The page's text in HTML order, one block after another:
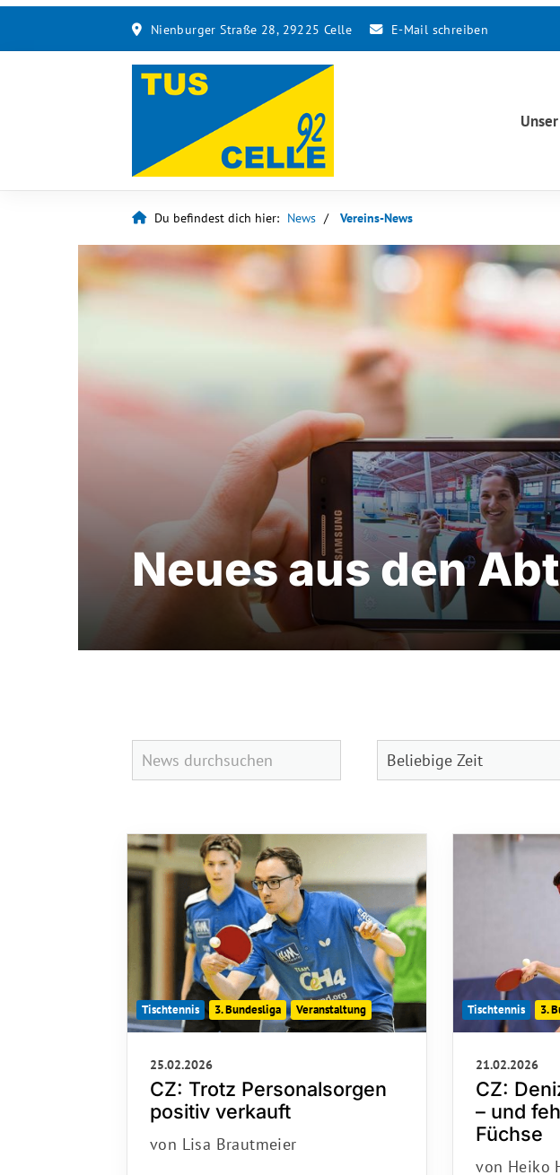
Nienburger Straße 28, 29225 Celle E-Mail schreiben
Du befindest dich hier: News Vereins-News
Neues aus den
Tischtennis 3. Bundesliga Veranstaltung
25.02.2026
CZ: Trotz Personalsorgen
positiv verkauft
von Lisa Brautmeier
Tischtennis 3.
21.02.2026
CZ:
– und
Füchse
von Heiko
Quicklinks
Sportangebote finden
Unser Sportangebot
Sportsuche
Ausfälle und Vertretungen
Deutsches Sportabzeichen
Alles zur
Downloads
Fragen &